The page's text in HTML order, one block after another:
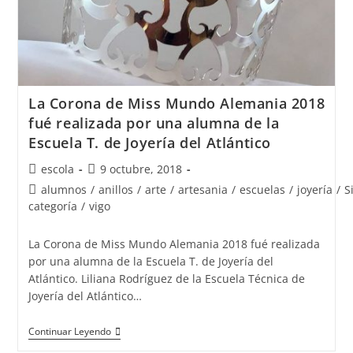
La Corona de Miss Mundo Alemania 2018
fué realizada por una alumna de la
Escuela T. de Joyería del Atlántico
Autor
de
la
escola
Publicación
de
la
9 octubre, 2018
Categoría
de
entrada:
alumnos / anillos / arte / artesania / escuelas / joyería /
categoría / vigo
La Corona de Miss Mundo Alemania 2018 fué realizada
por una alumna de la Escuela T. de Joyería del
Atlántico. Liliana Rodríguez de la Escuela Técnica de
Joyería del Atlántico…
Continuar Leyendo
La